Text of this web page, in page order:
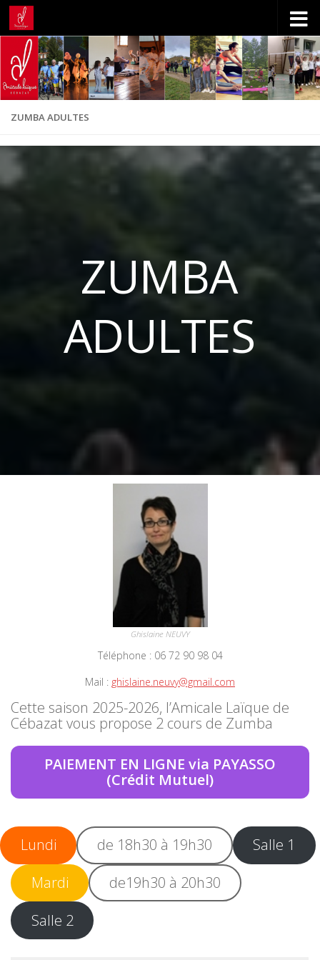
Skip to content
ZUMBA ADULTES
ZUMBA
ADULTES
Ghislaine NEUVY
Téléphone : 06 72 90 98 04
Mail : ghislaine.neuvy@gmail.com
Cette saison 2025-2026, l’Amicale Laïque de
Cébazat vous propose 2 cours de Zumba
PAIEMENT EN LIGNE via PAYASSO
(Crédit Mutuel)
Lundi de 18h30 à 19h30
Salle 1
Mardi
de19h30 à 20h30
Salle 2